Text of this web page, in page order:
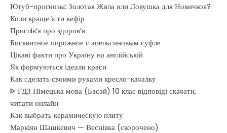
Ютуб-прогнозы: Золотая Жила или Ловушка для Новичков?
Коли краще їсти кефір
Прислiв’я про здоров’я
Бисквитное пирожное с апельсиновым суфле
Цікаві факти про Україну на англійській
Як формуються ідеали краси
Как сделать своими руками кресло-качалку
ᐈ ГДЗ Німецька мова (Басай) 10 клас відповіді скачати,
читати онлайн
Как выбрать керамическую плиту
Маркіян Шашкевич — Веснівка (скорочено)